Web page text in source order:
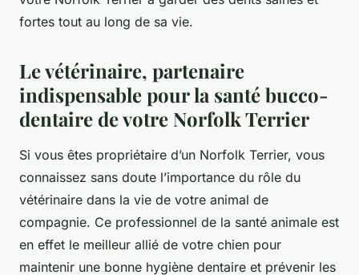
fortes tout au long de sa vie.
Le vétérinaire, partenaire
indispensable pour la santé bucco-
dentaire de votre Norfolk Terrier
Si vous êtes propriétaire d’un Norfolk Terrier, vous
connaissez sans doute l’importance du rôle du
vétérinaire dans la vie de votre animal de
compagnie. Ce professionnel de la santé animale est
en effet le meilleur allié de votre chien pour
maintenir une bonne hygiène dentaire et prévenir les